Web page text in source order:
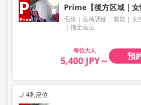
Prime【後方区域｜女
毛毯 座椅調節 寬鬆 女
指定座位
大人
5,400 JPY～ 預
4列座位